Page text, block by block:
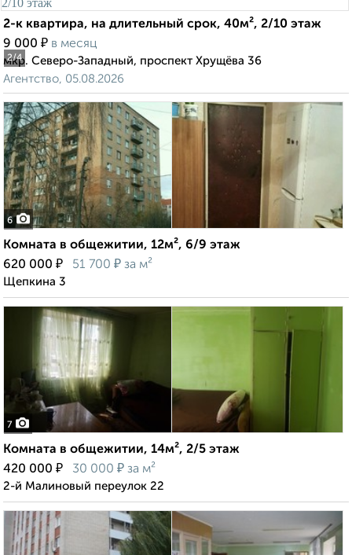
2/4
2-к квартира, на длительный срок, 40м², 2/10 этаж
9 000 ₽ в месяц
мкр. Северо-Западный, проспект Хрущёва 36
Агентство, 05.08.2026
6
Комната в общежитии, 12м², 6/9 этаж
620 000 ₽ 51 700 ₽ за м²
Щепкина 3
7
Комната в общежитии, 14м², 2/5 этаж
420 000 ₽ 30 000 ₽ за м²
2-й Малиновый переулок 22